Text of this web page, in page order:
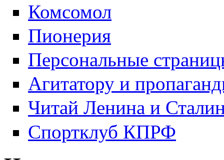
Комсомол
Пионерия
Персональные
Агитатору и
Читай Ленина и
Спортклуб КПРФ